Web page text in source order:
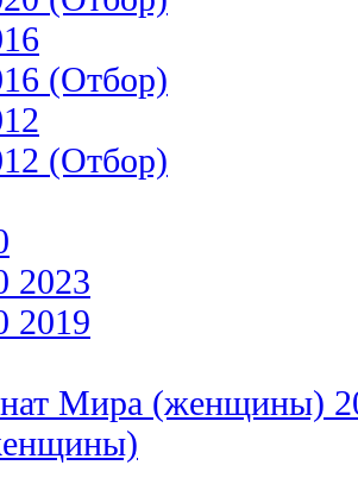
(Отбор)
(Отбор)
2023
2019
Мира (женщины)